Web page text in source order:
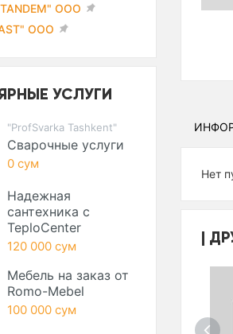
Нет
ООО
ООО
УСЛУГИ
"ProfSvarka Tashkent"
Сварочные услуги
0 сум
Надежная
сантехника с
TeploCenter
120 000 сум
Мебель на заказ от
Romo-Mebel
100 000 сум